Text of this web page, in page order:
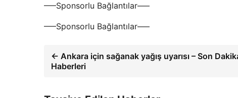
—–Sponsorlu Bağlantılar—–
—–Sponsorlu Bağlantılar—–
← Ankara için sağanak yağış uyarısı – Son
Haberleri